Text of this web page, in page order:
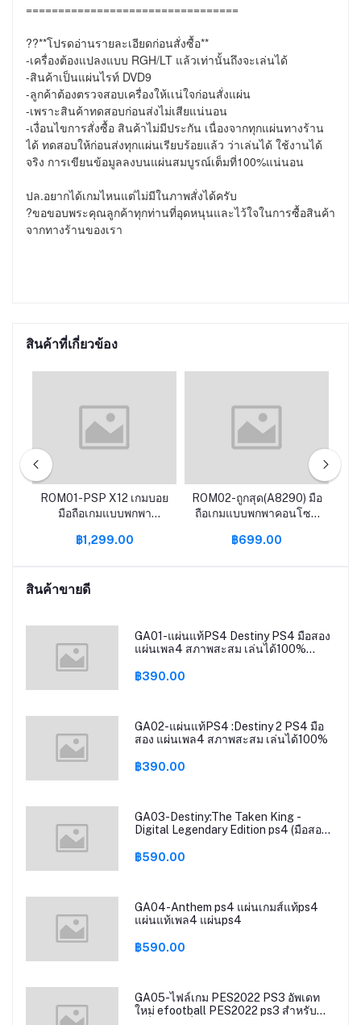
=================================
??**โปรดอ่านรายละเอียดก่อนสั่งซื้อ**
-เครื่องต้องแปลงแบบ RGH/LT แล้วเท่านั้นถึงจะเล่นได้
-สินค้าเป็นแผ่นไรท์ DVD9
-ลูกค้าต้องตรวจสอบเครื่องให้เเน่ใจก่อนสั่งแผ่น
-เพราะสินค้าทดสอบก่อนส่งไม่เสียแน่นอน
-เงื่อนไขการสั่งซื้อ สินค้าไม่มีประกัน เนื่องจากทุกแผ่นทางร้าน
ได้ ทดสอบให้ก่อนส่งทุกแผ่นเรียบร้อยแล้ว ว่าเล่นได้ ใช้งานได้
จริง การเขียนข้อมูลลงบนแผ่นสมบูรณ์เต็มที่100%แน่นอน
ปล.อยากได้เกมไหนแต่ไม่มีในภาพสั่งได้ครับ
?ขอขอบพระคุณลูกค้าทุกท่านที่อุดหนุนและไว้ใจในการซื้อสินค้า
จากทางร้านของเรา
สินค้าที่เกี่ยวข้อง
ROM01-PSP X12 เกมบอย
มือถือเกมแบบพกพา
คอนโซล64บิต GBA
฿1,299.00
ROM02-ถูกสุด(A8290) มือ
ถือเกมแบบพกพาคอนโซล
คอนโซล64บิต GBA
฿699.00
สินค้าขายดี
GA01-แผ่นแท้PS4 Destiny PS4 มือสอง
แผ่นเพล4 สภาพสะสม เล่นได้100%
฿390.00
GA02-แผ่นแท้PS4 :Destiny 2 PS4 มือ
สอง แผ่นเพล4 สภาพสะสม เล่นได้100%
฿390.00
GA03-Destiny:The Taken King -
Digital Legendary Edition ps4 (มือสอง)
฿590.00
GA04-Anthem ps4 แผ่นเกมส์แท้ps4
แผ่นแท้เพล4 แผ่นps4
฿590.00
GA05-ไฟล์เกม PES2022 PS3 อัพเดท
ใหม่ efootball PES2022 ps3 สำหรับ